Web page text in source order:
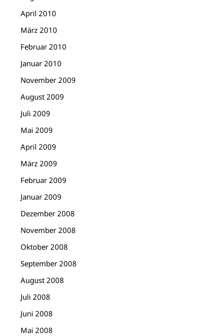
April 2010
März 2010
Februar 2010
Januar 2010
November 2009
August 2009
Juli 2009
Mai 2009
April 2009
März 2009
Februar 2009
Januar 2009
Dezember 2008
November 2008
Oktober 2008
September 2008
August 2008
Juli 2008
Juni 2008
Mai 2008